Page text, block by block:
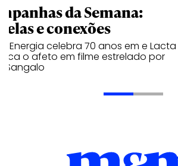
da Semana:
e conexões
Energia celebra 70 anos em e Lacta
o afeto em filme estrelado por
Sangalo